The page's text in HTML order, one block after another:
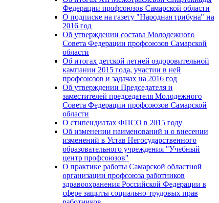
Федерации профсоюзов Самарской области
О подписке на газету "Народная трибуна" на
2016 год
Об утверждении состава Молодежного
Совета Федерации профсоюзов Самарской
области
Об итогах детской летней оздоровительной
кампании 2015 года, участии в ней
профсоюзов и задачах на 2016 год
Об утверждении Председателя и
заместителей председателя Молодежного
Совета Федерации профсоюзов Самарской
области
О стипендиатах ФПСО в 2015 году
Об изменении наименований и о внесении
изменений в Устав Негосударственного
образовательного учреждения "Учебный
центр профсоюзов"
О практике работы Самарской областной
организации профсоюза работников
здравоохранения Российской Федерации в
сфере защиты социально-трудовых прав